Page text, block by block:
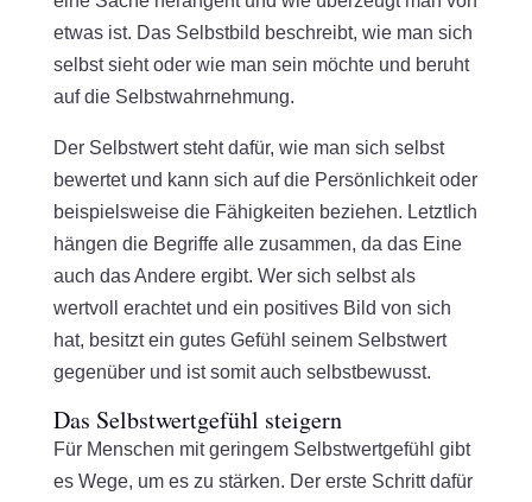
etwas ist. Das Selbstbild beschreibt, wie man sich
selbst sieht oder wie man sein möchte und beruht
auf die Selbstwahrnehmung.
Der Selbstwert steht dafür, wie man sich selbst
bewertet und kann sich auf die Persönlichkeit oder
beispielsweise die Fähigkeiten beziehen. Letztlich
hängen die Begriffe alle zusammen, da das Eine
auch das Andere ergibt. Wer sich selbst als
wertvoll erachtet und ein positives Bild von sich
hat, besitzt ein gutes Gefühl seinem Selbstwert
gegenüber und ist somit auch selbstbewusst.
Das Selbstwertgefühl steigern
Für Menschen mit geringem Selbstwertgefühl gibt
es Wege, um es zu stärken. Der erste Schritt dafür